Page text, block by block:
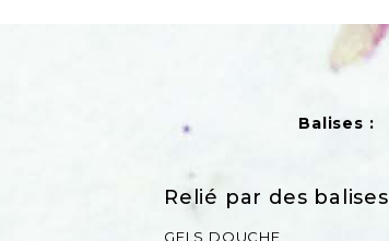
Balises :
Relié par des balises
GELS DOUCHE